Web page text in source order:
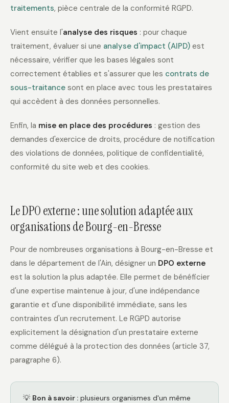
traitements, pièce centrale de la conformité RGPD.
Vient ensuite l'analyse des risques : pour chaque
traitement, évaluer si une analyse d'impact (AIPD) est
nécessaire, vérifier que les bases légales sont
correctement établies et s'assurer que les contrats de
sous-traitance sont en place avec tous les prestataires
qui accèdent à des données personnelles.
Enfin, la mise en place des procédures : gestion des
demandes d'exercice de droits, procédure de notification
des violations de données, politique de confidentialité,
conformité du site web et des cookies.
Le DPO externe : une solution adaptée aux
organisations de Bourg-en-Bresse
Pour de nombreuses organisations à Bourg-en-Bresse et
dans le département de l'Ain, désigner un DPO externe
est la solution la plus adaptée. Elle permet de bénéficier
d'une expertise maintenue à jour, d'une indépendance
garantie et d'une disponibilité immédiate, sans les
contraintes d'un recrutement. Le RGPD autorise
explicitement la désignation d'un prestataire externe
comme délégué à la protection des données (article 37,
paragraphe 6).
💡 Bon à savoir : plusieurs organismes d'un même